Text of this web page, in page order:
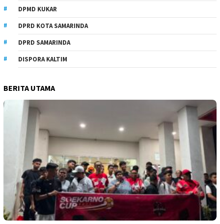
DPMD KUKAR
DPRD KOTA SAMARINDA
DPRD SAMARINDA
DISPORA KALTIM
BERITA UTAMA